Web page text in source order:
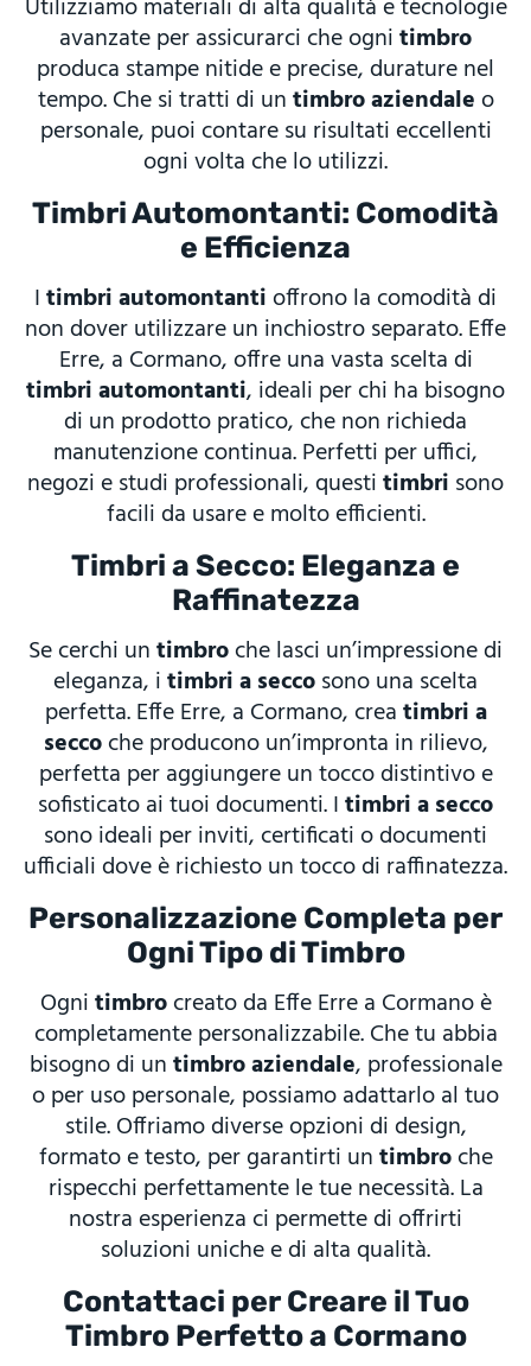
Utilizziamo materiali di alta qualità e tecnologie
avanzate per assicurarci che ognitimbro
produca stampe nitide e precise, durature nel
tempo. Che si tratti di untimbro aziendaleo
personale, puoi contare su risultati eccellenti
ogni volta che lo utilizzi.
Timbri Automontanti: Comodità
e Efficienza
Itimbri automontantioffrono la comodità di
non dover utilizzare un inchiostro separato. Effe
Erre, a Cormano, offre una vasta scelta di
timbri automontanti, ideali per chi ha bisogno
di un prodotto pratico, che non richieda
manutenzione continua. Perfetti per uffici,
negozi e studi professionali, questitimbri sono
facili da usare e molto efficienti.
Timbri a Secco: Eleganza e
Raffinatezza
Se cerchi untimbroche lasci un’impressione di
eleganza, itimbri a seccosono una scelta
perfetta. Effe Erre, a Cormano, creatimbri a
seccoche producono un’impronta in rilievo,
perfetta per aggiungere un tocco distintivo e
sofisticato ai tuoi documenti. Itimbri a secco
sono ideali per inviti, certificati o documenti
ufficiali dove è richiesto un tocco di raffinatezza.
Personalizzazione Completa per
Ogni Tipo di Timbro
Ognitimbrocreato da Effe Erre a Cormano è
completamente personalizzabile. Che tu abbia
bisogno di untimbro aziendale, professionale
o per uso personale, possiamo adattarlo al tuo
stile. Offriamo diverse opzioni di design,
formato e testo, per garantirti untimbroche
rispecchi perfettamente le tue necessità. La
nostra esperienza ci permette di offrirti
soluzioni uniche e di alta qualità.
Contattaci per Creare il Tuo
Timbro Perfetto a Cormano